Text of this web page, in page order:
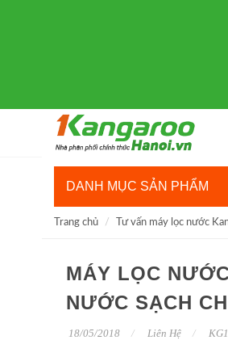
DANH MỤC SẢN PHẨM
Trang chủ Tư vấn máy lọc nước
MÁY LỌC
NƯỚC SẠCH
18/05/2018 Liên Hệ